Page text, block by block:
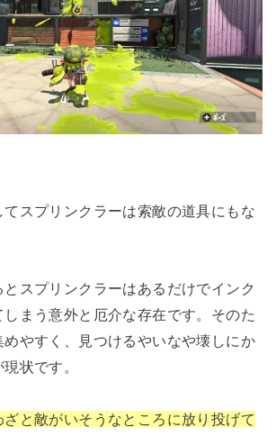
スプリンクラーは索敵の道具にもな
スプリンクラーはあるだけでインク
しまう意外と厄介な存在です。そのた
やすく、見つけるやいなや壊しにか
状です。
ざと敵がいそうなところに放り投げて